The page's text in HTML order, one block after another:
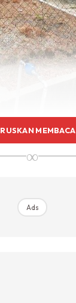
penuh
kediaman anda.
download
MEMBACA
∞
Ads